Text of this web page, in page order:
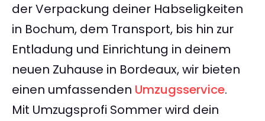
der Verpackung deiner Habseligkeiten
in Bochum, dem Transport, bis hin zur
Entladung und Einrichtung in deinem
neuen Zuhause in Bordeaux, wir bieten
einen umfassenden Umzugsservice.
Mit Umzugsprofi Sommer wird dein